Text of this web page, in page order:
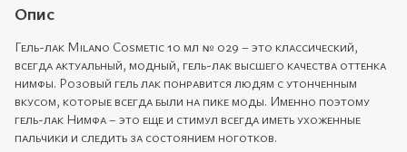
Опис
Гель-лак Milano Cosmetic 10 мл № 029 – это классический,
всегда актуальный, модный, гель-лак высшего качества оттенка
нимфы. Розовый гель лак понравится людям с утонченным
вкусом, которые всегда были на пике моды. Именно поэтому
гель-лак Нимфа – это еще и стимул всегда иметь ухоженные
пальчики и следить за состоянием ноготков.